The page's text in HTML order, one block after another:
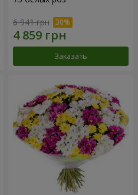
6 941 грн
Заказать